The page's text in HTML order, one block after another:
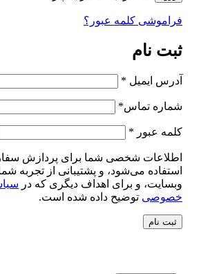
فراموشی کلمه عبور؟
ثبت نام
آدرس ایمیل *
شماره تماس*
کلمه عبور *
اطلاعات شخصی شما برای پردازش
استفاده می‌شود، و پشتیبانی از تجربه
وبسایت، و برای اهداف دیگری که در
خصوصی توضیح داده شده است.
ثبت نام